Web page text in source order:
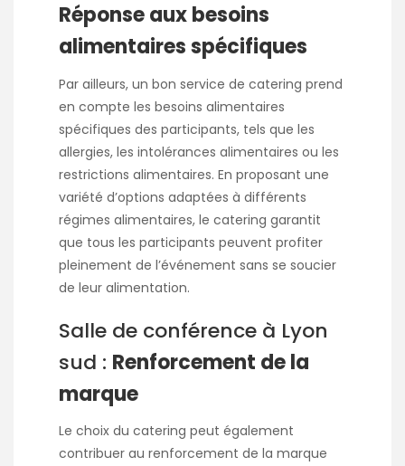
Réponse aux besoins
alimentaires spécifiques
Par ailleurs, un bon service de catering prend
en compte les besoins alimentaires
spécifiques des participants, tels que les
allergies, les intolérances alimentaires ou les
restrictions alimentaires. En proposant une
variété d’options adaptées à différents
régimes alimentaires, le catering garantit
que tous les participants peuvent profiter
pleinement de l’événement sans se soucier
de leur alimentation.
Salle de conférence à Lyon
sud : Renforcement de la
marque
Le choix du catering peut également
contribuer au renforcement de la marque